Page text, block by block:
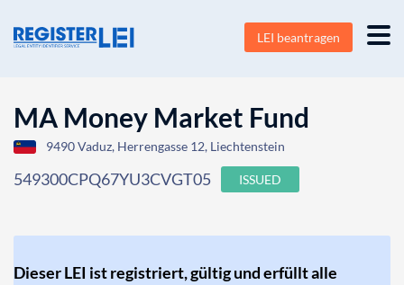
LEI beantragen
MA Money Market Fund
9490 Vaduz, Herrengasse 12, Liechtenstein
549300CPQ67YU3CVGT05 ISSUED
Dieser LEI ist registriert, gültig und erfüllt alle